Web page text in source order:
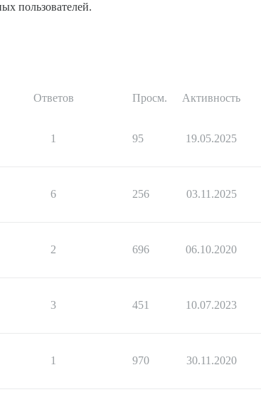
пользователей.
Ответов Просм. Активность
1 95 19.05.2025
6 256 03.11.2025
2 696 06.10.2020
3 451 10.07.2023
1 970 30.11.2020